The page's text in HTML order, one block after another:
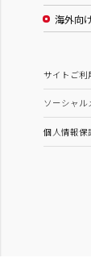
海外向
サイトご利
ソーシャル
個人情報保